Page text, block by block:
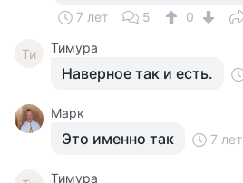
7 лет 5 0
Ти Тимура
Наверное так и есть.
Марк
Это именно так 7 лет
Тимура